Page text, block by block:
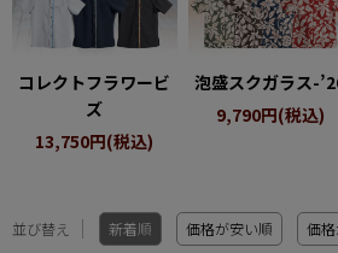
コレクトフラワービ
ズ
13,750円(税込)
泡盛スクガラス-
9,790円(税込)
並び替え 新着順 価格が安い順 価